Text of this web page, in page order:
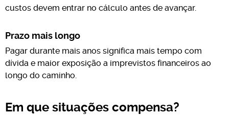
custos devem entrar no cálculo antes de avançar.
Prazo mais longo
Pagar durante mais anos significa mais tempo com
dívida e maior exposição a imprevistos financeiros ao
longo do caminho.
Em que situações compensa?